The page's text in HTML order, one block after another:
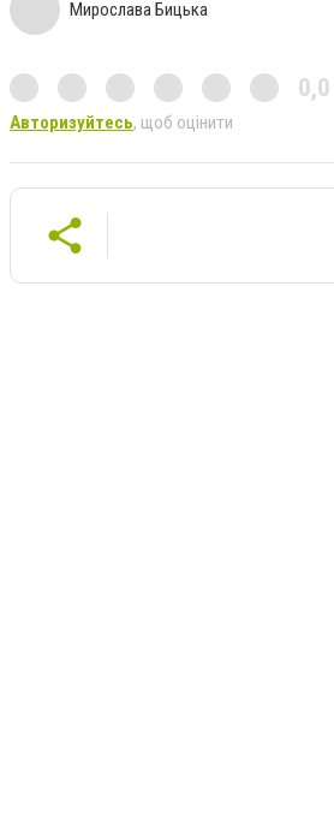
Мирослава Бицька
0,0
Авторизуйтесь, щоб оцінити